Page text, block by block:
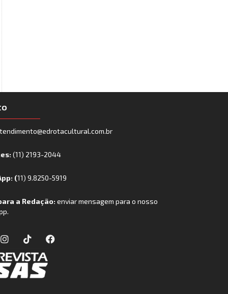
(11) 2193-2044
(11) 9.8250-5919
a Redação:enviar mensagem para o nosso